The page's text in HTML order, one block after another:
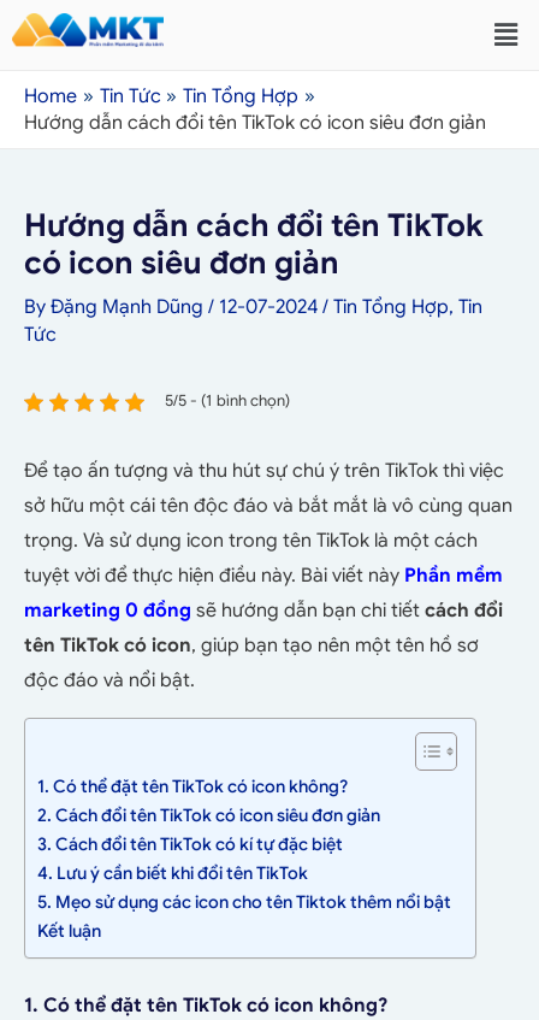
Home Tin Tức
Tin Tổng Hợp
Hướng dẫn cách đổi tên TikTok có icon siêu đơn giản
Hướng dẫn cách đổi tên TikTok
có icon siêu đơn giản
By Đặng Mạnh Dũng / 12-07-2024 / Tin Tổng Hợp, Tin
Tức
5/5 - (1 bình chọn)
Để tạo ấn tượng và thu hút sự chú ý trên TikTok thì việc
sở hữu một cái tên độc đáo và bắt mắt là vô cùng quan
trọng. Và sử dụng icon trong tên TikTok là một cách
tuyệt vời để thực hiện điều này. Bài viết này Phần mềm
marketing 0 đồng sẽ hướng dẫn bạn chi tiết cách đổi
tên TikTok có icon, giúp bạn tạo nên một tên hồ sơ
độc đáo và nổi bật.
1. Có thể đặt tên TikTok có icon không?
2. Cách đổi tên TikTok có icon siêu đơn giản
3. Cách đổi tên TikTok có kí tự đặc biệt
4. Lưu ý cần biết khi đổi tên TikTok
5. Mẹo sử dụng các icon cho tên Tiktok thêm nổi bật
Kết luận
1. Có thể đặt tên TikTok có icon không?